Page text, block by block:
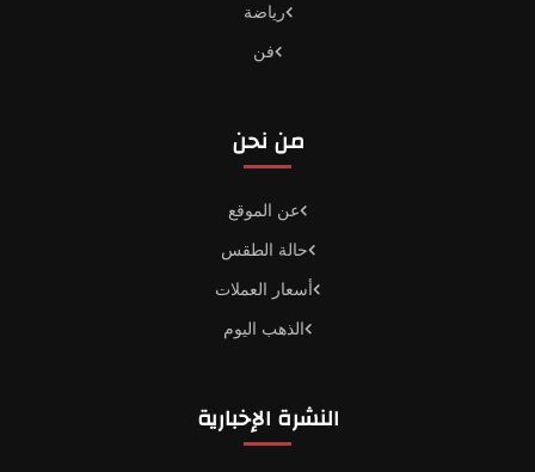
رياضة
فن
من نحن
عن الموقع
حالة الطقس
أسعار العملات
الذهب اليوم
النشرة الإخبارية